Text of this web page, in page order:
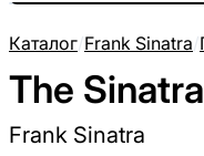
Каталог/Frank Sinatra/
The
Frank Sinatra